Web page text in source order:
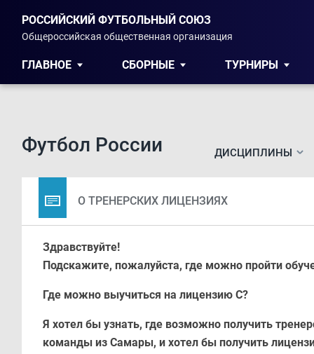
РОССИЙСКИЙ ФУТБОЛЬНЫЙ СОЮЗ
Общероссийская общественная организация
ГЛАВНОЕ СБОРНЫЕ ТУРНИРЫ
Футбол России ДИСЦИПЛИНЫ
О ТРЕНЕРСКИХ ЛИЦЕНЗИЯХ
Здравствуйте!
Подскажите, пожалуйста, где можно пройти
Где можно выучиться на лицензию С?
Я хотел бы узнать, где возможно получить
команды из Самары, и хотел бы получить